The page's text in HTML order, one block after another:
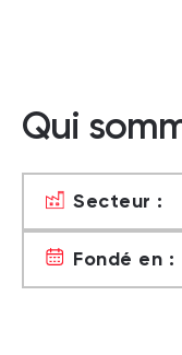
Qui
Secteur :
Fondé en :